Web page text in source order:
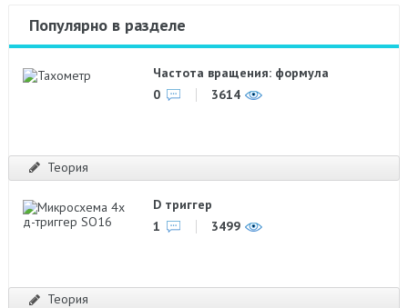
Популярно в разделе
Частота вращения: формула
0
3614
Теория
D триггер
1
3499
Теория